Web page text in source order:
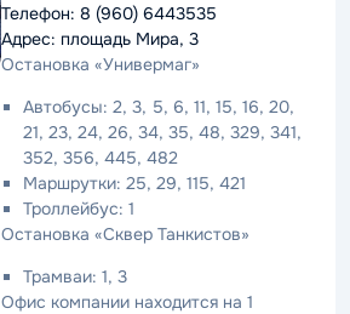
Телефон: 8 (960) 6443535
Адрес: площадь Мира, 3
Остановка «Универмаг»
Автобусы: 2, 3, 5, 6, 11, 15, 16, 20,
21, 23, 24, 26, 34, 35, 48, 329, 341,
352, 356, 445, 482
Маршрутки: 25, 29, 115, 421
Троллейбус: 1
Остановка «Сквер Танкистов»
Трамваи: 1, 3
Офис компании находится на 1